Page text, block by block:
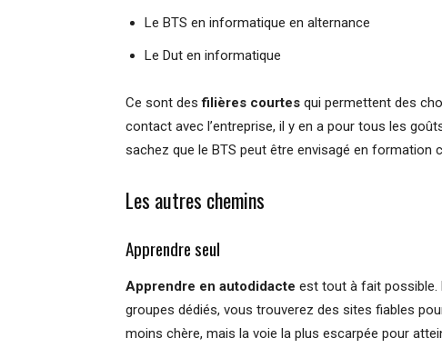
Le BTS en informatique en alternance
Le Dut en informatique
Ce sont desfilières courtes qui permettent des
contact avec l’entreprise, il y en a pour tous les
sachez que le BTS peut être envisagé en formation
Les autres chemins
Apprendre seul
Apprendre en autodidacte est tout à fait possible.
groupes dédiés, vous trouverez des sites fiables
moins chère, mais la voie la plus escarpée pour